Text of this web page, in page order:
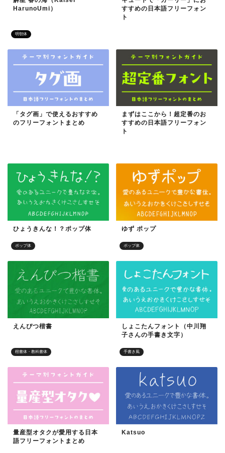
明朝体
HarunoUmi）
すすめの日本語フリーフォン
ト
「タグ画」で使えるおすすめ
のフリーフォントまとめ
まずはここから！超定番のお
すすめの日本語フリーフォン
ト
ポップ体
ひょうきんな！？ポップ体
ポップ体
ゆず ポップ
楷書体・教科書体
えんぴつ楷書
手書き風
しょこたんフォント（中川翔
子さんの手書き文字）
量産型オタクが愛用する日本
語フリーフォントまとめ
Katsuo